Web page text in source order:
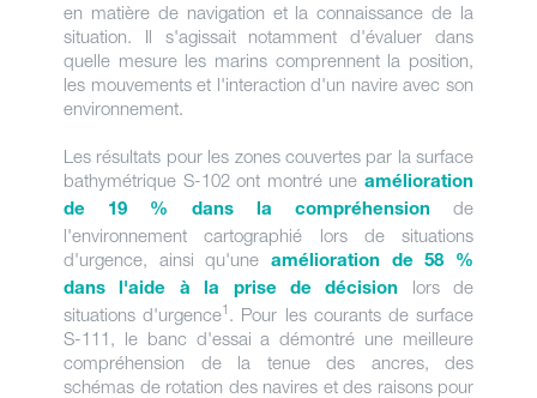
en matière de navigation et la connaissance de la
situation. Il s'agissait notamment d'évaluer dans
quelle mesure les marins comprennent la position,
les mouvements et l'interaction d'un navire avec son
environnement.
Les résultats pour les zones couvertes par la surface
bathymétrique S-102 ont montré une amélioration
de 19 % dans la compréhension
de
l'environnement cartographié lors de situations
d'urgence, ainsi qu'une amélioration de 58 %
dans l'aide à la prise de décision
lors de
situations d'urgence1 . Pour les courants de surface
S-111, le banc d'essai a démontré une meilleure
compréhension de la tenue des ancres, des
schémas de rotation des navires et des raisons pour